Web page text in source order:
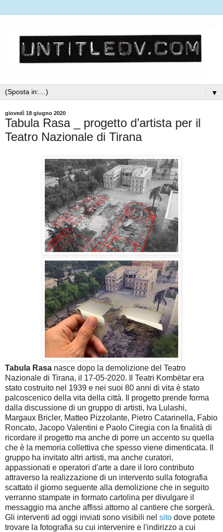
▼
giovedì 18 giugno 2020
Tabula Rasa _ progetto d’artista per il
Teatro Nazionale di Tirana
Tabula Rasa nasce dopo la demolizione del Teatro
Nazionale di Tirana, il 17-05-2020. Il
Teatri Kombëtar era
stato costruito nel 1939 e nei suoi 80 anni di vita è stato
palcoscenico della vita della città. Il progetto prende forma
dalla discussione di un gruppo di artisti, Iva Lulashi,
Margaux Bricler, Matteo Pizzolante, Pietro Catarinella, Fabio
Roncato, Jacopo Valentini e Paolo Ciregia con la finalità di
ricordare il progetto ma anche di porre un accento su quella
che è la memoria collettiva che spesso viene dimenticata. Il
gruppo ha invitato altri artisti, ma anche curatori,
appassionati e operatori d'arte a dare il loro contributo
attraverso la realizzazione di un intervento sulla fotografia
scattato il giorno seguente alla demolizione che in seguito
verranno stampate in formato cartolina per divulgare il
messaggio ma anche affissi attorno al cantiere che sorgerà.
Gli interventi ad oggi inviati sono visibili nel sito dove potete
trovare la fotografia su cui intervenire e l'indirizzo a cui